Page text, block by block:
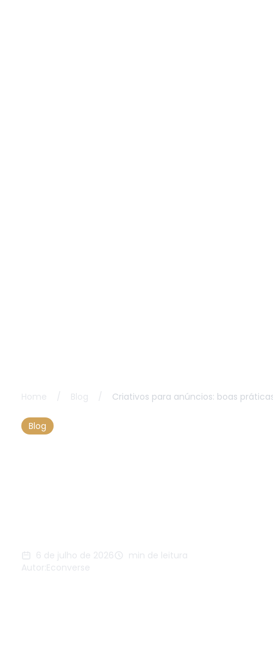
Home / Blog / Criativos para anúncios: boas
Blog
6 de julho de 2026
min de leitura
Autor: Econverse